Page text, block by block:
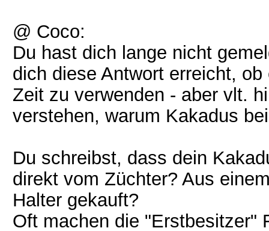
@ Coco:
Du hast dich lange nicht
dich diese Antwort erreicht,
Zeit zu verwenden - aber vlt.
verstehen, warum Kakadus
Du schreibst, dass dein
direkt vom Züchter? Aus
Halter gekauft?
Oft machen die "Erstbesitzer"